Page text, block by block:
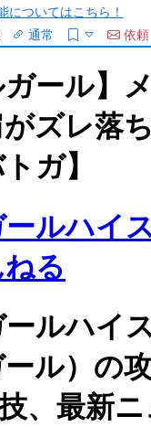
についてはこちら！
通常
依頼